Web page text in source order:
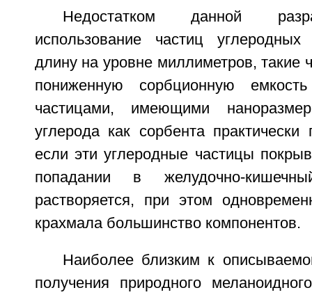
Недостатком данной
использование частиц
длину на уровне миллиметров, такие
пониженную сорбционную
частицами, имеющими
углерода как сорбента практически
если эти углеродные частицы
попадании в желудочно-
растворяется, при этом
крахмала большинство компонентов.
Наиболее близким к
получения природного